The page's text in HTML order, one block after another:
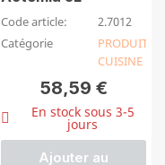
Code article:
2.7012
Catégorie
PRODUIT
CUISINE
58,59 €
En stock sous 3-5
jours
Ajouter au